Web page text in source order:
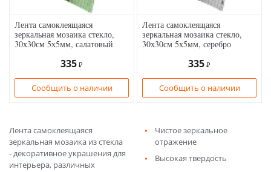
Лента самоклеящаяся
зеркальная мозаика стекло,
30х30см 5х5мм, салатовый
335 ₽
Сообщить о наличии
Лента самоклеящаяся
зеркальная мозаика стекло,
30х30см 5х5мм, серебро
335 ₽
Сообщить о наличии
Лента самоклеящаяся
зеркальная мозаика из стекла
- декоративное украшения для
интерьера, различных
Чистое зеркальное
отражение
Высокая твердость